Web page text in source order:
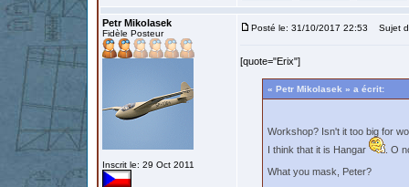
Petr Mikolasek
Fidèle Posteur
Inscrit le: 29 Oct 2011
Posté le: 31/10/2017 22:53 Sujet
[quote="Erix"]
« Petr Mikolasek » a écrit:
Workshop? Isn't it too big for
I think that it is Hangar
. O
What you mask, Peter?